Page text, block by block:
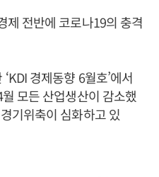
제 전반에 코로나19의 충격
경제동향 6월호’에서
모든 산업생산이 감소했
기위축이 심화하고 있